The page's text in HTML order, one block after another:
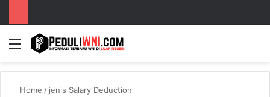
Menu
Home / jenis Salary Deduction